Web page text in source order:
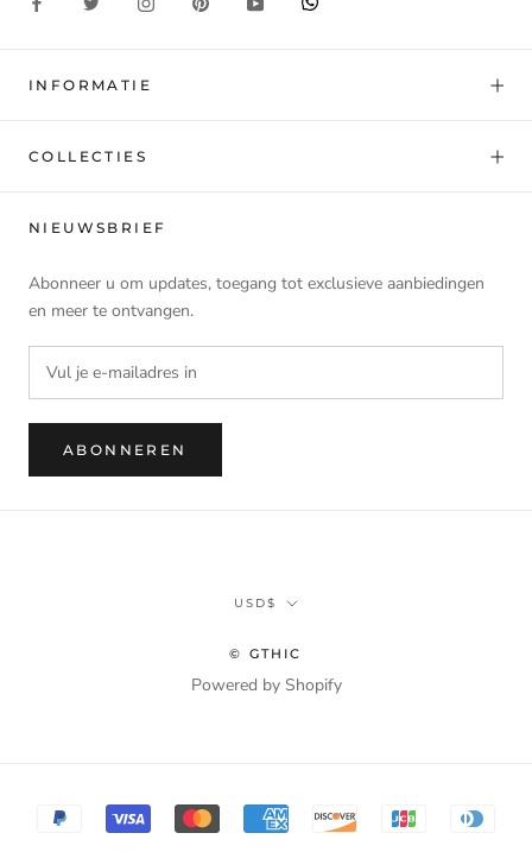
INFORMATIE
COLLECTIES
NIEUWSBRIEF
Abonneer u om updates, toegang tot exclusieve aanbiedingen
en meer te ontvangen.
ABONNEREN
Munteenheid
USD$
© GTHIC
Powered by Shopify